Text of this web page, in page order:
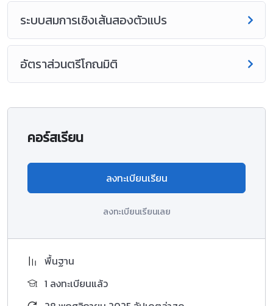
ระบบสมการเชิงเส้นสองตัวแปร
อัตราส่วนตรีโกณมิติ
คอร์สเรียน
ลงทะเบียนเรียน
ลงทะเบียนเรียนเลย
พื้นฐาน
1 ลงทะเบียนแล้ว